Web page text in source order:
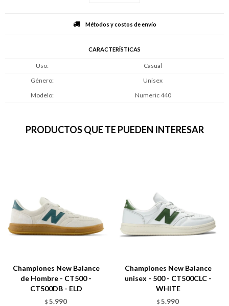
Métodos y costos de envío
CARACTERÍSTICAS
Uso
Casual
Género
Unisex
Modelo
Numeric 440
PRODUCTOS QUE TE PUEDEN INTERESAR
Championes New Balance
de Hombre - CT500 -
CT500DB - ELD
$ 5.990
Championes New Balance
unisex - 500 - CT500CLC -
WHITE
$ 5.990